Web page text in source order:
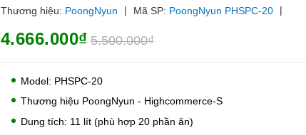
Thương hiệu: PoongNyun | Mã SP: PoongNyun PHSPC-20 |
4.666.000₫ 5.500.000₫
Model: PHSPC-20
Thương hiệu PoongNyun - Highcommerce-S
Dung tích: 11 lít (phù hợp 20 phần ăn)